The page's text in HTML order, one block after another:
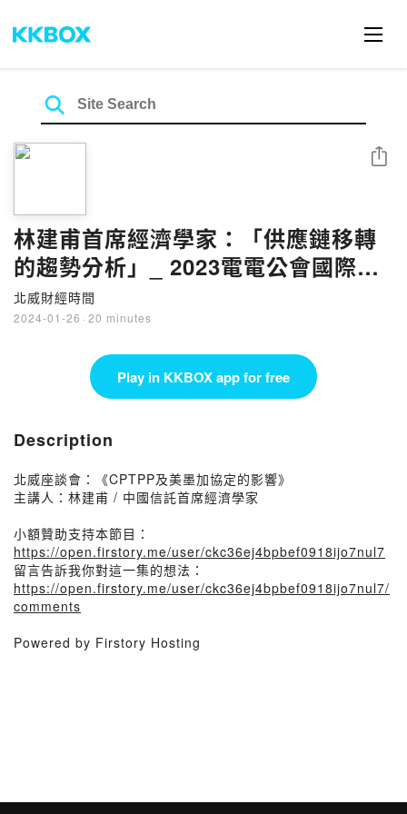
林建甫首席經濟學家：「供應鏈移轉
的趨勢分析」_ 2023電電公會國際鏈
結論壇｜北威座談會《CPTPP及美墨
加協定的影響》
北威財經時間
2024-01-26 · 20 minutes
Share
Play in KKBOX app for free
Description
北威座談會：《CPTPP及美墨加協定的影響》
主講人：林建甫 / 中國信託首席經濟學家
小額贊助支持本節目：
https://open.firstory.me/user/ckc36ej4bpbef0918ijo7nul7
留言告訴我你對這一集的想法：
https://open.firstory.me/user/ckc36ej4bpbef0918ijo7nul7/
comments
Powered by Firstory Hosting